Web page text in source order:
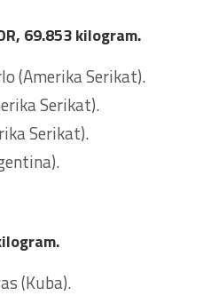
69.853 kilogram.
(Amerika Serikat).
Serikat).
Serikat).
(Kuba).